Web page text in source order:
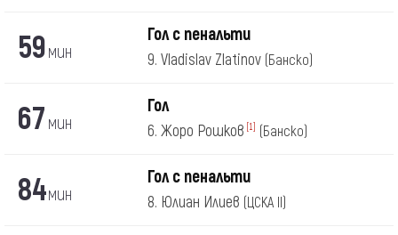
59мин
Гол с пенальти
9. Vladislav Zlatinov (Банско)
67 мин
Гол
6. Жоро Рошков [1] (Банско)
84мин
Гол с пенальти
8. Юлиан Илиев (ЦСКА II)